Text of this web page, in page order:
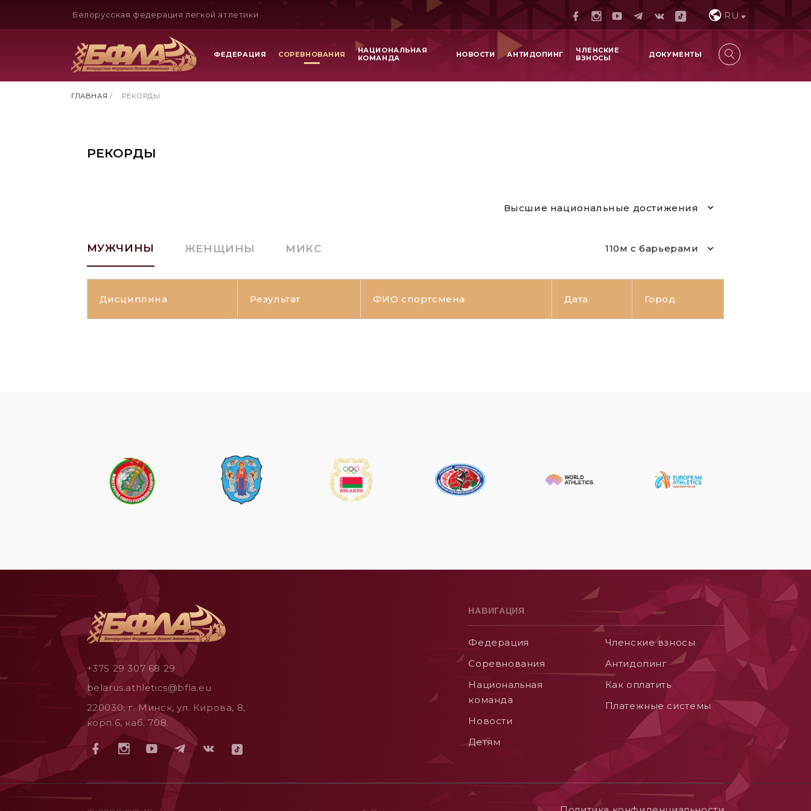
Белорусская федерация легкой атлетики RU
ФЕДЕРАЦИЯ СОРЕВНОВАНИЯ
НАЦИОНАЛЬНАЯ
КОМАНДА
НОВОСТИ АНТИДОПИНГ
ЧЛЕНСКИЕ
ВЗНОСЫ
ДОКУМЕНТЫ
ГЛАВНАЯ / РЕКОРДЫ
РЕКОРДЫ
Высшие национальные достижения
МУЖЧИНЫ ЖЕНЩИНЫ МИКС 110м с барьерами
Дисциплина Результат ФИО спортсмена Дата Город
+375 29 307 68 29
belarus.athletics@bfla.eu
220030, г. Минск, ул. Кирова, 8,
корп.6, каб. 708.
НАВИГАЦИЯ
Федерация
Соревнования
Национальная
команда
Новости
Детям
Членские взносы
Aнтидопинг
Как оплатить
Платежные системы